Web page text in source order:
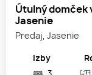
Útulný domček
Jasenie
Predaj, Jasenie
Izby